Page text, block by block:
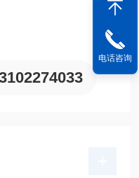
电话咨询